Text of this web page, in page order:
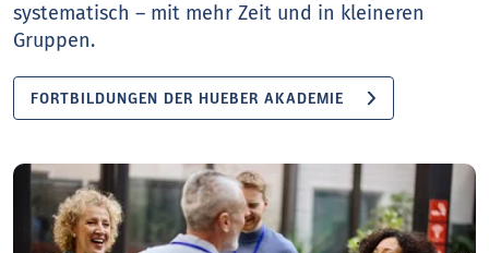
systematisch – mit mehr Zeit und in kleineren
Gruppen.
FORTBILDUNGEN DER HUEBER AKADEMIE